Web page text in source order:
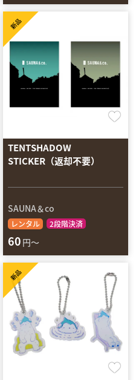
TENTSHADOW
STICKER（返却不要）
SAUNA＆co
レンタル 2段階決済
新品
60 円～
新品